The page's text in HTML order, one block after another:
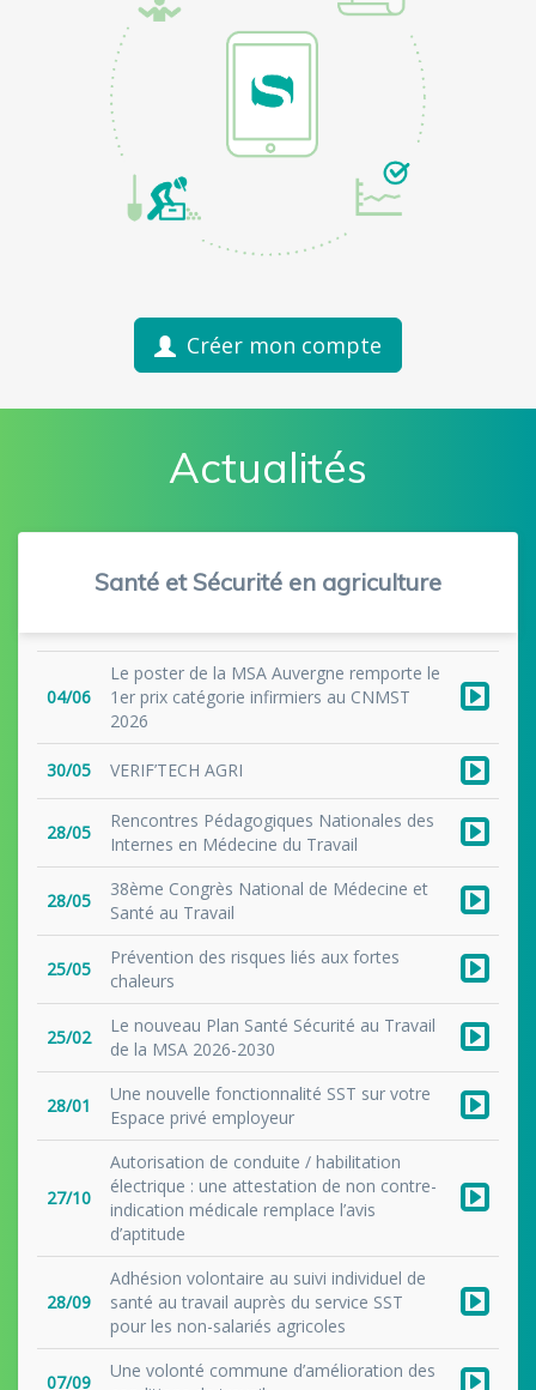
Créer mon compte
Actualités
Santé et Sécurité en agriculture
04/06
Le poster de la MSA Auvergne remporte le
1er prix catégorie infirmiers au CNMST
2026
30/05 VERIF’TECH AGRI
28/05
Rencontres Pédagogiques Nationales des
Internes en Médecine du Travail
28/05
38ème Congrès National de Médecine et
Santé au Travail
25/05
Prévention des risques liés aux fortes
chaleurs
25/02
Le nouveau Plan Santé Sécurité au Travail
de la MSA 2026-2030
28/01
Une nouvelle fonctionnalité SST sur votre
Espace privé employeur
27/10
Autorisation de conduite / habilitation
électrique : une attestation de non contre-
indication médicale remplace l’avis
d’aptitude
28/09
Adhésion volontaire au suivi individuel de
santé au travail auprès du service SST
pour les non-salariés agricoles
07/09
Une volonté commune d’amélioration des